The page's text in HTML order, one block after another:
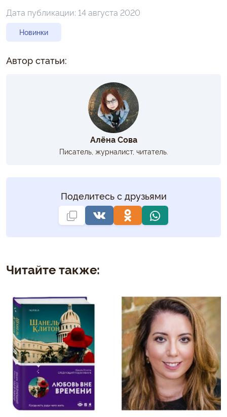
Дата публикации: 14 августа 2020
Новинки
Автор статьи:
Алёна Сова
Писатель, журналист, читатель.
Поделитесь с друзьями
Читайте также: